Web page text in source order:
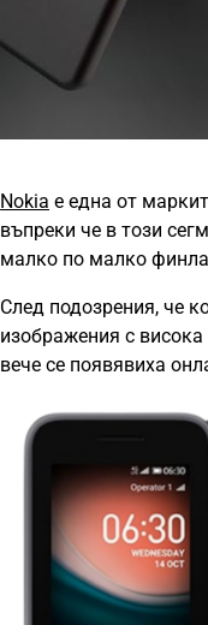
Nokia е една от
въпреки че в този
малко по малко
След подозрения, че
изображения с
вече се появявиха